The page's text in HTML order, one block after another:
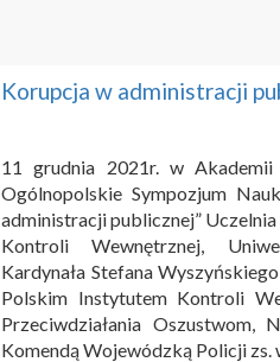
Korupcja w administracji
11 grudnia 2021r. w
Ogólnopolskie Sympozjum
administracji publicznej”
Kontroli Wewnętrznej,
Kardynała Stefana
Polskim Instytutem Kontroli
Przeciwdziałania Oszustwom,
Komendą Wojewódzką Policji zs.